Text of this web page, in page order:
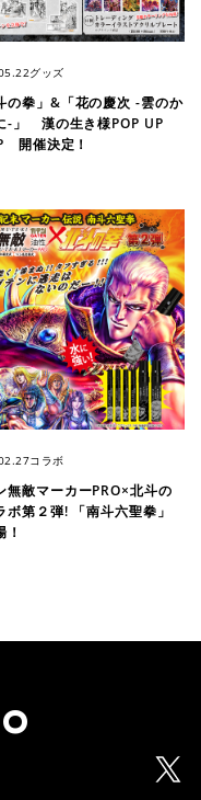
グッズ
の拳」&「花の慶次 -雲のか
-」 漢の生き様POP UP
開催決定！
コラボ
無敵マーカーPRO×北斗の
ボ第２弾! 「南斗六聖拳」